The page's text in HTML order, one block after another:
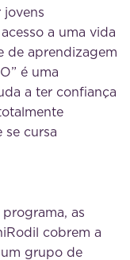
jovens
a uma vida
de aprendizagem
é uma
a ter confiança
se cursa
as
cobrem a
grupo de